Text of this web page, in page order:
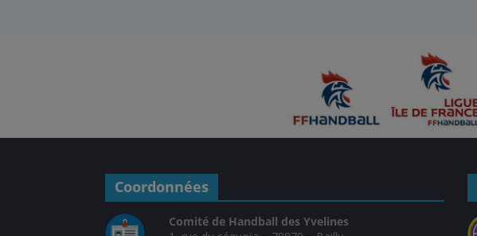
Coordonnées
Comité de Handball des Yvelines